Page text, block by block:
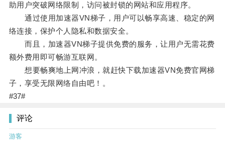
助用户突破网络限制，访问被封锁的网站和应用程序。
通过使用加速器VN梯子，用户可以畅享高速、稳定的网
络连接，保护个人隐私和数据安全。
而且，加速器VN梯子提供免费的服务，让用户无需花费
额外费用即可畅游互联网。
想要畅爽地上网冲浪，就赶快下载加速器VN免费官网梯
子，享受无限网络自由吧！。
#37#
评论
游客